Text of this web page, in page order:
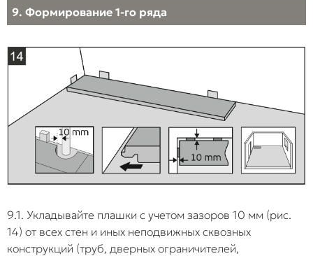
9. Формирование 1-го ряда
9.1. Укладывайте плашки с учетом зазоров 10 мм (рис.
14) от всех стен и иных неподвижных сквозных
конструкций (труб, дверных ограничителей,